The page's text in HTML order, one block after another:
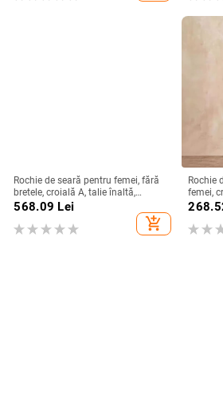
Rochie de seară pentru femei, fără
bretele, croială A, talie înaltă,
mâneci 3/4, fustă lungă
568.09 Lei
add_shopping_cart
Rochie
femei,
straturi,